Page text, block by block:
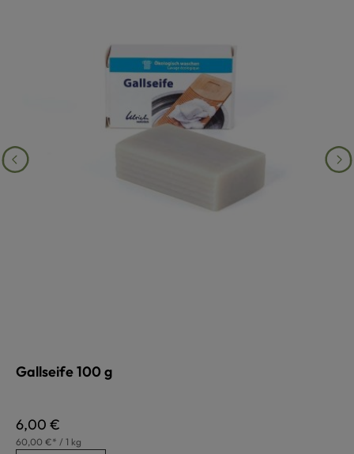
Gallseife 100 g
Regulärer Preis:
6,00 €
60,00 €* / 1 kg